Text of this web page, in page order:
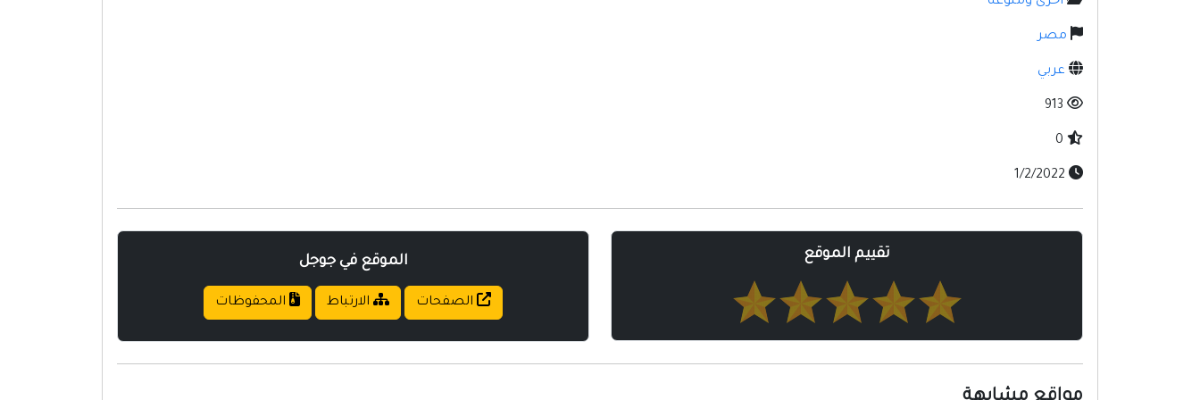
مصر
عربي
تقييم الموقع الموقع في جوجل
الصفحات الارتباط المحفوظات